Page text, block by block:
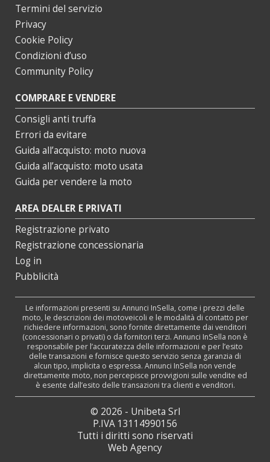
Termini del servizio
Privacy
Cookie Policy
Condizioni d’uso
Community Policy
COMPRARE E VENDERE
Consigli anti truffa
Errori da evitare
Guida all’acquisto: moto nuova
Guida all’acquisto: moto usata
Guida per vendere la moto
AREA DEALER E PRIVATI
Registrazione privato
Registrazione concessionaria
Log in
Pubblicità
Le informazioni presenti su Annunci InSella, come i prezzi delle
moto, le descrizioni dei motoveicoli e le modalità di contatto per
richiedere informazioni, sono fornite direttamente dai venditori
(concessionari o privati) o da fornitori terzi. Annunci InSella non è
responsabile per l’accuratezza delle informazioni e per l’esito
delle transazioni e fornisce questo servizio senza garanzia di
alcun tipo, implicita o espressa. Annunci InSella non vende
direttamente moto, non percepisce provvigioni sulle vendite ed
è esente dall’esito delle transazioni tra clienti e venditori.
© 2026 - Unibeta Srl
P.IVA 13114990156
Tutti i diritti sono riservati
Web Agency